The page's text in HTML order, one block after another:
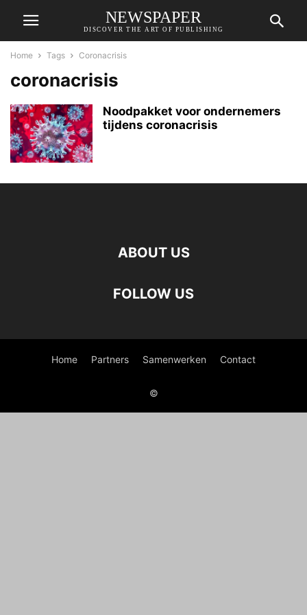
NEWSPAPER
DISCOVER THE ART OF PUBLISHING
Home Tags Coronacrisis
coronacrisis
Noodpakket voor ondernemers
tijdens coronacrisis
ABOUT US
FOLLOW US
Home Partners Samenwerken Contact
©